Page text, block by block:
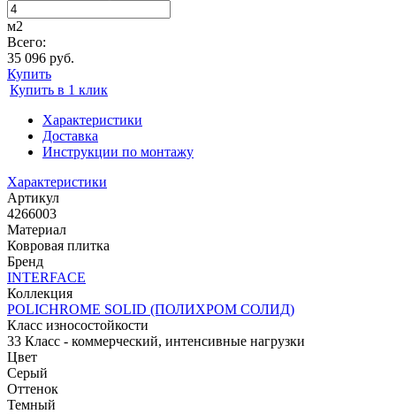
м2
Всего:
35 096 руб.
Купить
Купить в 1 клик
Характеристики
Доставка
Инструкции по монтажу
Характеристики
Артикул
4266003
Материал
Ковровая плитка
Бренд
INTERFACE
Коллекция
POLICHROME SOLID (ПОЛИХРОМ СОЛИД)
Класс износостойкости
33 Класс - коммерческий, интенсивные нагрузки
Цвет
Серый
Оттенок
Темный